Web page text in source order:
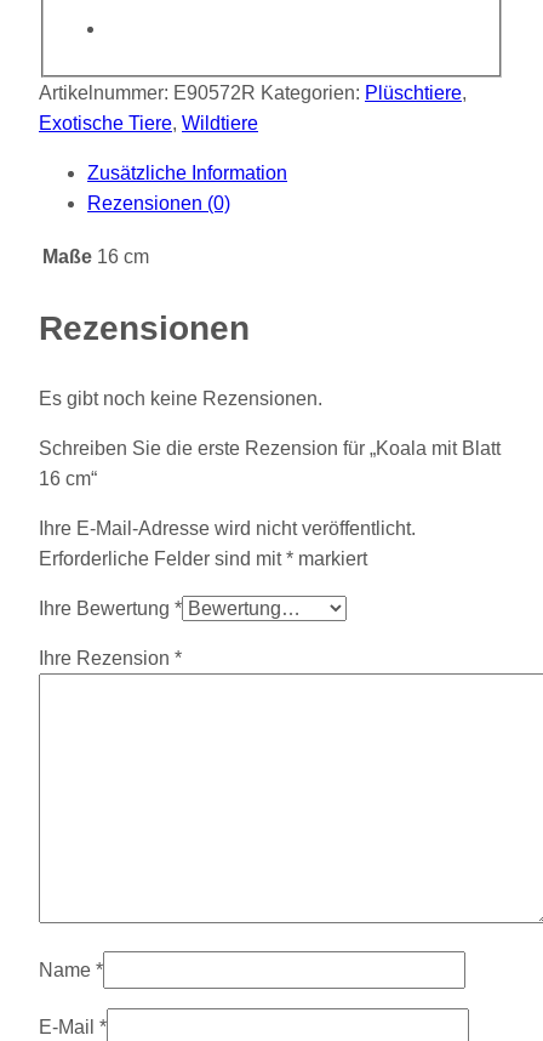
Artikelnummer: E90572R Kategorien: Plüschtiere,
Exotische Tiere, Wildtiere
Zusätzliche Information
Rezensionen (0)
Maße 16 cm
Rezensionen
Es gibt noch keine Rezensionen.
Schreiben Sie die erste Rezension für „Koala mit Blatt
16 cm“
Ihre E-Mail-Adresse wird nicht veröffentlicht.
Erforderliche Felder sind mit* markiert
Ihre Bewertung *
Ihre Rezension *
Name *
E-Mail *